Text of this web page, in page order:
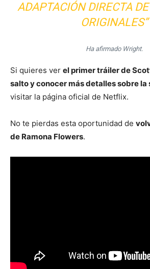
ADAPTACIÓN DIRECTA
ORIGINALES”
Ha afirmado Wright.
Si quieres ver el primer tráiler de
salto y conocer más detalles sobre la
visitar la página oficial de Netflix.
No te pierdas esta oportunidad de
de Ramona Flowers.